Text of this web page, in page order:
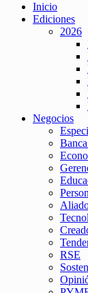
Inicio
Ediciones
2026
Negocios
RSE